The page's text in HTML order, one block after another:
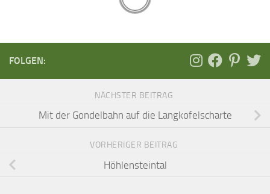
FOLGEN:
NÄCHSTER BEITRAG
Mit der Gondelbahn auf die Langkofelscharte
VORHERIGER BEITRAG
Höhlensteintal